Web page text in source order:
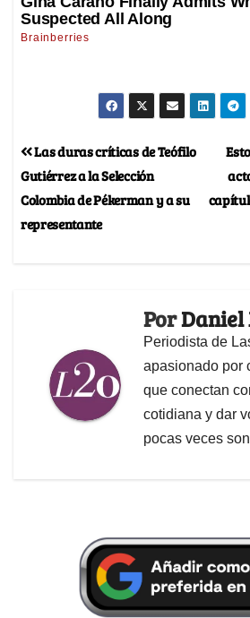
Las duras críticas de Teófilo
Gutiérrez a la Selección
Colombia de Pékerman y a su
representante
Por
Periodista de
apasionado por
que conectan
cotidiana y dar
pocas veces